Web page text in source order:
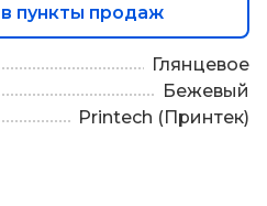
пункты продаж
Глянцевое
Бежевый
Printech (Принтек)